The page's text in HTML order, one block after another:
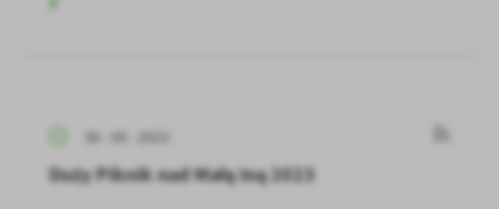
30 - 05 - 2023
Duży Piknik nad Małą Iną 2023